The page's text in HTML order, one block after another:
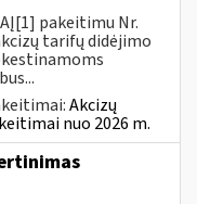
pakeitimu Nr.
tarifų didėjimo
Akcizų
nuo 2026 m.